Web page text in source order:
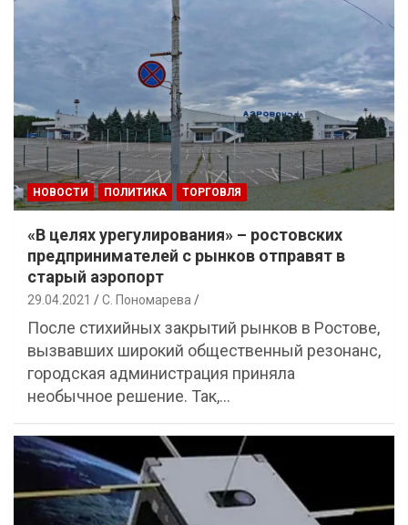
НОВОСТИ ПОЛИТИКА ТОРГОВЛЯ
«В целях урегулирования» – ростовских
предпринимателей с рынков отправят в
старый аэропорт
29.04.2021 С. Пономарева
После стихийных закрытий рынков в Ростове,
вызвавших широкий общественный резонанс,
городская администрация приняла
необычное решение. Так,…